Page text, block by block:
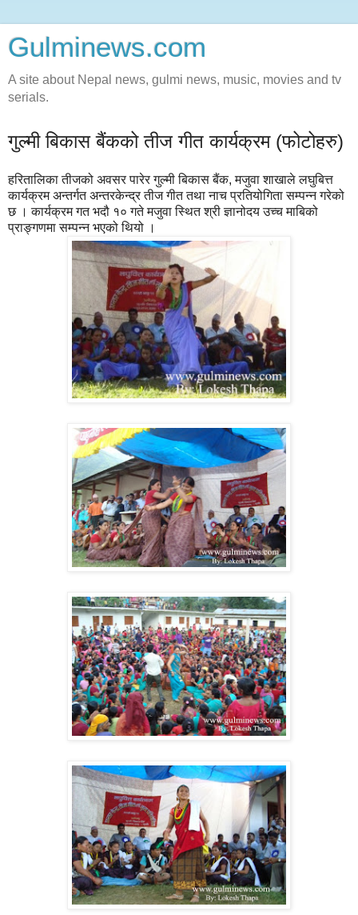
Gulminews.com
A site about Nepal news, gulmi news, music, movies and tv
serials.
गुल्मी बिकास बैंकको तीज गीत कार्यक्रम (फोटोहरु)
हरितालिका तीजको अवसर पारेर गुल्मी बिकास बैंक, मजुवा शाखाले लघुबित्त
कार्यक्रम अन्तर्गत अन्तरकेन्द्र तीज गीत तथा नाच प्रतियोगिता सम्पन्न गरेको
छ । कार्यक्रम गत भदौ १० गते मजुवा स्थित श्री ज्ञानोदय उच्च माबिको
प्राङ्गणमा सम्पन्न भएको थियो ।